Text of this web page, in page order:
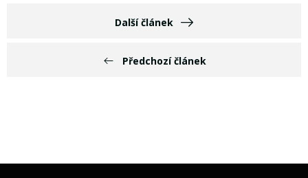
Předchozí článek
Další článek